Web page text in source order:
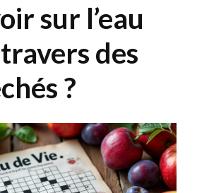
sur l’eau
des
?